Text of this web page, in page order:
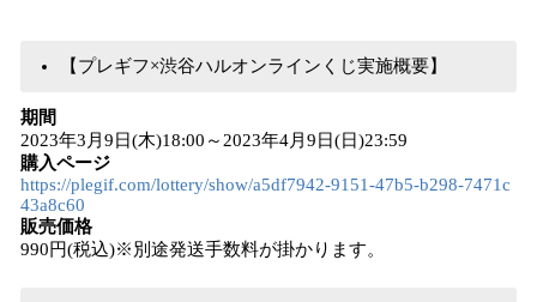
【プレギフ×渋谷ハルオンラインくじ実施概要】
期間
2023年3月9日(木)18:00～2023年4月9日(日)23:59
購入ページ
https://plegif.com/lottery/show/a5df7942-9151-47b5-b298-7471c
43a8c60
販売価格
990円(税込)※別途発送手数料が掛かります。